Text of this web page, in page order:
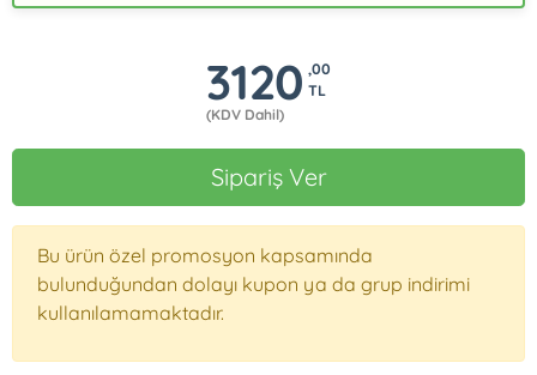
3120 ,00
TL
(KDV Dahil)
Sipariş Ver
Bu ürün özel promosyon kapsamında
bulunduğundan dolayı kupon ya da grup indirimi
kullanılamamaktadır.